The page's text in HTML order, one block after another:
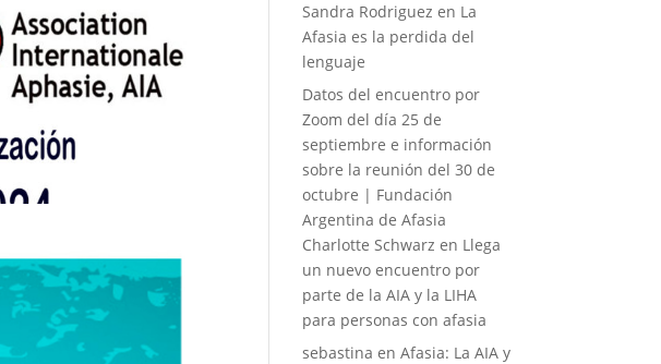
Sandra Rodriguez en La
Afasia es la perdida del
lenguaje
Datos del encuentro por
Zoom del día 25 de
septiembre e información
sobre la reunión del 30 de
octubre | Fundación
Argentina de Afasia
Charlotte Schwarz en Llega
un nuevo encuentro por
parte de la AIA y la LIHA
para personas con afasia
sebastina enAfasia: La AIA y